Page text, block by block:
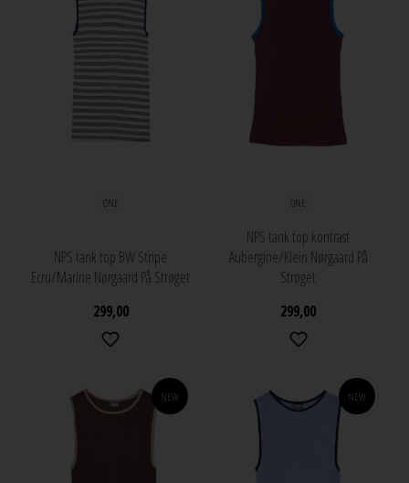
ONE
NPS tank top BW Stripe
Ecru/Marine Nørgaard På Strøget
299,00
ONE
NPS tank top kontrast
Aubergine/Klein Nørgaard På
Strøget
299,00
NEW NEW